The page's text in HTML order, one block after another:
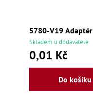
5780-V19 Adaptér
Skladem u dodavatele
0,01 Kč
Do košíku